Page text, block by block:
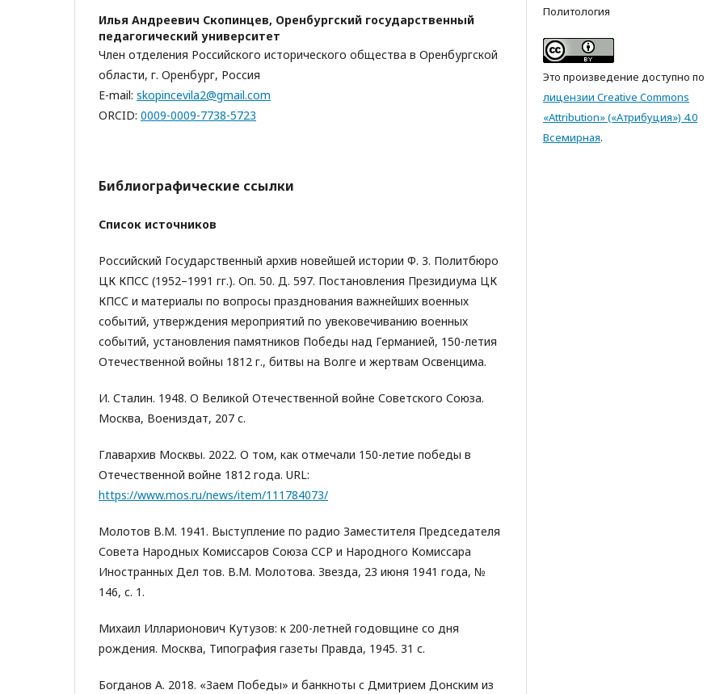
Илья Андреевич Скопинцев, Оренбургский государственный
педагогический университет
Член отделения Российского исторического общества в Оренбургской
области, г. Оренбург, Россия
E-mail: skopincevila2@gmail.com
ORCID: 0009-0009-7738-5723
Библиографические ссылки
Список источников
Российский Государственный архив новейшей истории Ф. 3. Политбюро
ЦК КПСС (1952–1991 гг.). Оп. 50. Д. 597. Постановления Президиума ЦК
КПСС и материалы по вопросы празднования важнейших военных
событий, утверждения мероприятий по увековечиванию военных
событий, установления памятников Победы над Германией, 150-летия
Отечественной войны 1812 г., битвы на Волге и жертвам Освенцима.
И. Сталин. 1948. О Великой Отечественной войне Советского Союза.
Москва, Воениздат, 207 с.
Главархив Москвы. 2022. О том, как отмечали 150-летие победы в
Отечественной войне 1812 года. URL:
https://www.mos.ru/news/item/111784073/
Молотов В.М. 1941. Выступление по радио Заместителя Председателя
Совета Народных Комиссаров Союза ССР и Народного Комиссара
Иностранных Дел тов. В.М. Молотова. Звезда, 23 июня 1941 года, №
146, с. 1.
Михаил Илларионович Кутузов: к 200-летней годовщине со дня
рождения. Москва, Типография газеты Правда, 1945. 31 с.
Богданов А. 2018. «Заем Победы» и банкноты с Дмитрием Донским из
Политология
Это произведение доступно по
лицензии Creative Commons
«Attribution» («Атрибуция») 4.0
Всемирная.